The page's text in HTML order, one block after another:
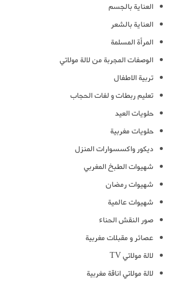
العناية بالجسم
العناية بالشعر
المرأة المسلمة
الوصفات المجربة من لالة مولاتي
تربية الاطفال
تعليم ربطات و لفات الحجاب
حلويات العيد
حلويات مغربية
ديكور واكسسوارات المنزل
شهيوات الطبخ المغربي
شهيوات رمضان
شهيوات عالمية
صور النقش الحناء
عصائر و مقبلات مغربية
لالة مولاتي TV
لالة مولاتي اناقة مغربية